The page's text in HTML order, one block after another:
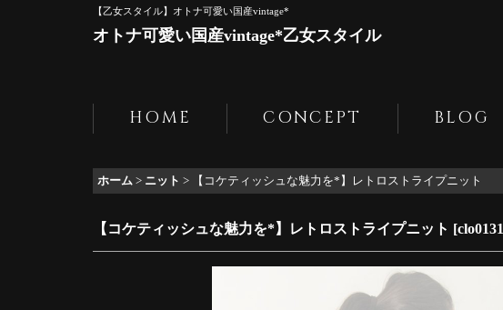
【乙女スタイル】オトナ可愛い国産vintage*
オトナ可愛い国産vintage*乙女スタイル
HOME CONCEPT BLOG
ホーム > ニット > 【コケティッシュな魅力を*】レトロストライプニット
【コケティッシュな魅力を*】レトロストライプニット [clo0131